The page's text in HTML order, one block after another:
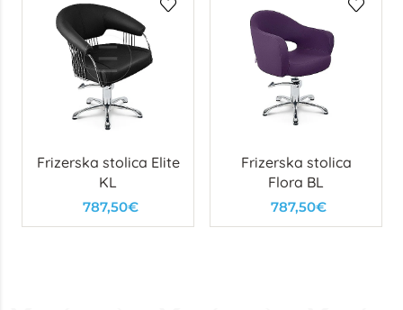
Frizerska stolica Elite
KL
787,50€
Frizerska stolica
Flora BL
787,50€